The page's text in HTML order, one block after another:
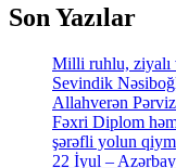
Son Yazılar
Milli ruhlu, ziyalı
Sevindik
Allahverən
Fəxri Diplom
şərəfli yolun
22 İyul –